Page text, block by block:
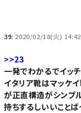
39: 2020/02/18(火)
>>23
一発でわかるでイッ
イタリア靴はマッケ
が正直構造がシンプ
持ちするしいいこと